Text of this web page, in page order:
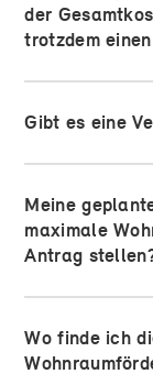
der
trotzdem
Gibt es eine
Meine
maximale
Antrag
Wo finde ich